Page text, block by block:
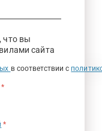
что вы
сайта
в соответствии с
*
*